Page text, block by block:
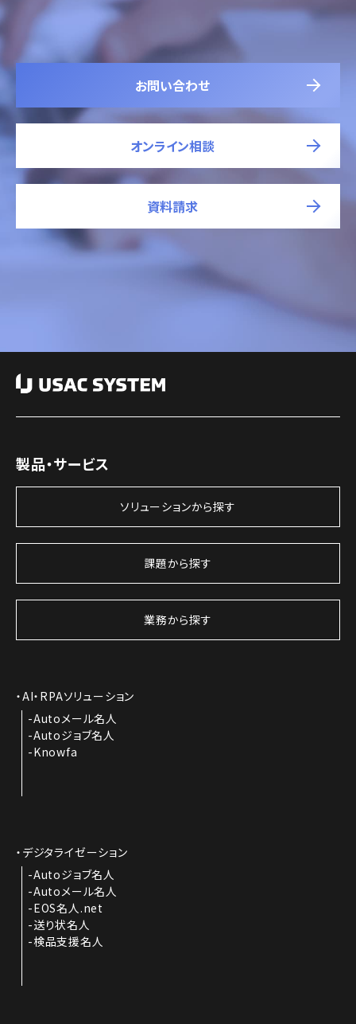
お問い合わせ
オンライン相談
資料請求
製品・サービス
ソリューションから探す
課題から探す
業務から探す
AI・RPAソリューション
Autoメール名人
Autoジョブ名人
Knowfa
デジタライゼーション
Autoジョブ名人
Autoメール名人
EOS名人.net
送り状名人
検品支援名人